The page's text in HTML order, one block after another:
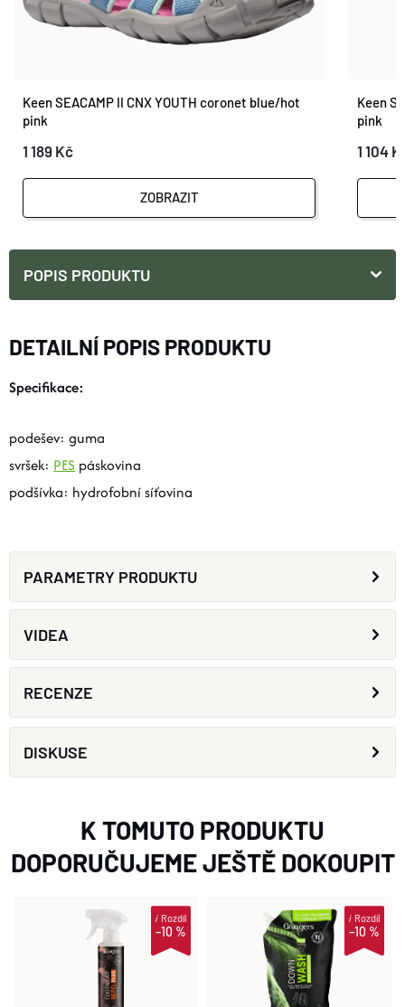
Keen SEACAMP II CNX YOUTH coronet blue/hot
pink
1 189 Kč
ZOBRAZIT
Keen
pink
1 104
POPIS PRODUKTU
DETAILNÍ POPIS PRODUKTU
Specifikace:
podešev: guma
svršek: PES páskovina
podšívka: hydrofobní síťovina
PARAMETRY PRODUKTU
VIDEA
RECENZE
DISKUSE
K TOMUTO PRODUKTU
DOPORUČUJEME JEŠTĚ DOKOUPIT
–10 %
iRozdíl
–10 %
iRozdíl